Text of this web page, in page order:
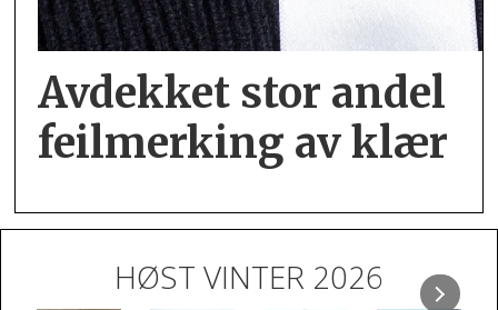
Avdekket stor andel
feil­merking av klær
HØST VINTER 2026